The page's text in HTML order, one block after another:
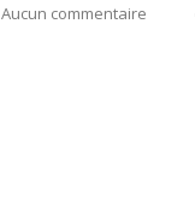
Aucun commentaire